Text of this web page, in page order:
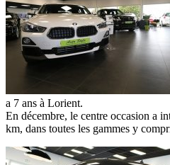
a 7 ans à Lorient.
En décembre, le centre occasion a
km, dans toutes les gammes y